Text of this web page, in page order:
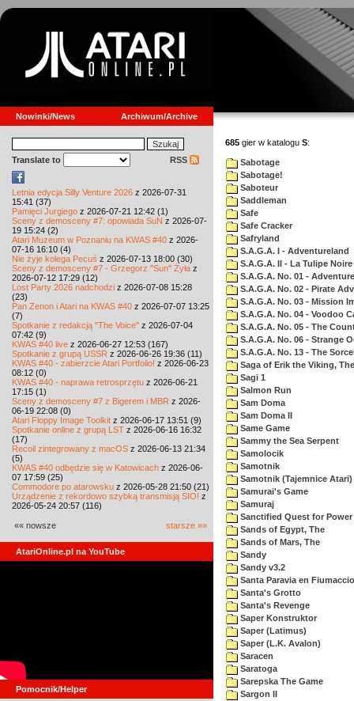
Nowinki/News Archiwum/Archive
Translate to RSS
Letnia edycja Silly Venture 2026 z 2026-07-31
15:41 (37)
Pamięci Jurgiego z 2026-07-21 12:42 (1)
Sceny z demosceny #7: opowiada SuN z 2026-07-
19 15:24 (2)
Atari Muzeum w Poznaniu na KWAS #40 z 2026-
07-16 16:10 (4)
Nie żyje kolega Pecuś z 2026-07-13 18:00 (30)
Sceny z demosceny #7 - Grzegorz "Sun" Żyła z
2026-07-12 17:29 (12)
Lost Party 2026 nadchodzi z 2026-07-08 15:28
(23)
Pan Zenon i Atari na KWAS #40 z 2026-07-07 13:25
(7)
Spotkanie z redakcją "The Voice" z 2026-07-04
07:42 (9)
KWAS #40 live z 2026-06-27 12:53 (167)
Spotkanie z grupą USSR z 2026-06-26 19:36 (11)
KWAS #40 - zabierzcie Atari Portfolio! z 2026-06-23
08:12 (0)
KWAS #40 - naprawa retrosprzętu z 2026-06-21
17:15 (1)
Sceny z demosceny #7 z Bigerem i MBR z 2026-
06-19 22:08 (0)
Atari Floppy Image Toolkit z 2026-06-17 13:51 (9)
Spotkanie online z grupą LST z 2026-06-16 16:32
(17)
Recoil zintegrowany z macOS z 2026-06-13 21:34
(5)
KWAS #40 odbędzie się w Katowicach z 2026-06-
07 17:59 (25)
Commodore po atarowsku z 2026-05-28 21:50 (21)
Urządzenie z rekordowo szybką transmisją SIO! z
2026-05-24 20:57 (116)
«« nowsze starsze »»
AtariOnline.pl na YouTube
Pomocnik/Helper
685 gier w katalogu S:
Sabotage
Sabotage!
Saboteur
Saddleman
Safe
Safe Cracker
Safryland
S.A.G.A. I - Adventureland
S.A.G.A. II - La Tulipe Noire
S.A.G.A. No. 01 -
S.A.G.A. No. 02 - Pirate
S.A.G.A. No. 03 - Mission
S.A.G.A. No. 04 - Voodoo
S.A.G.A. No. 05 - The
S.A.G.A. No. 06 - Strange
S.A.G.A. No. 13 - The
Saga of Erik the Viking, The
Sagi 1
Salmon Run
Sam Doma
Sam Doma II
Same Game
Sammy the Sea Serpent
Samolocik
Samotnik
Samotnik (Tajemnice Atari)
Samurai's Game
Samuraj
Sanctified Quest for Power
Sands of Egypt, The
Sands of Mars, The
Sandy
Sandy v3.2
Santa Paravia en Fiumaccio
Santa's Grotto
Santa's Revenge
Saper Konstruktor
Saper (Latimus)
Saper (L.K. Avalon)
Saracen
Saratoga
Sarepska The Game
Sargon II